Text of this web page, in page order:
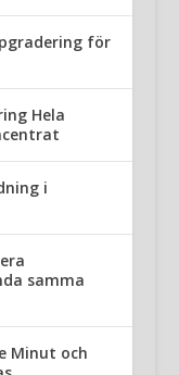
för
Hela
i
samma
Minut och